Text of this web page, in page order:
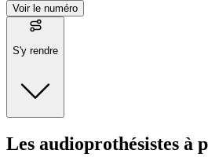
Voir le numéro
S'y rendre
Moyens de transport
Les audioprothésistes à